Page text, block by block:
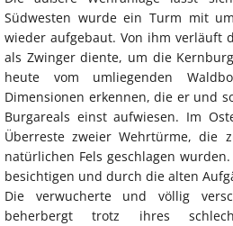
Südwesten wurde ein Turm mit
wieder aufgebaut. Von ihm verläuft
als Zwinger diente, um die
heute vom umliegenden
Dimensionen erkennen, die er und
Burgareals einst aufwiesen. Im
Überreste zweier Wehrtürme, die
natürlichen Fels geschlagen
besichtigen und durch die alten
Die verwucherte und völlig
beherbergt trotz ihres